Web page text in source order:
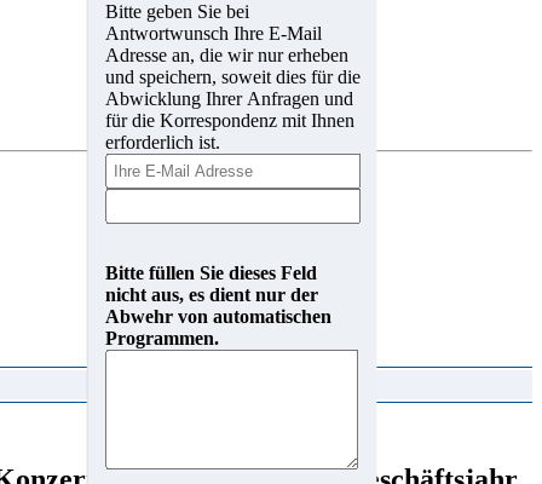
Bitte geben Sie bei
Antwortwunsch Ihre E-Mail
Adresse an, die wir nur erheben
und speichern, soweit dies für die
Abwicklung Ihrer Anfragen und
für die Korrespondenz mit Ihnen
erforderlich ist.
Bitte füllen Sie dieses Feld
nicht aus, es dient nur der
Abwehr von automatischen
Programmen.